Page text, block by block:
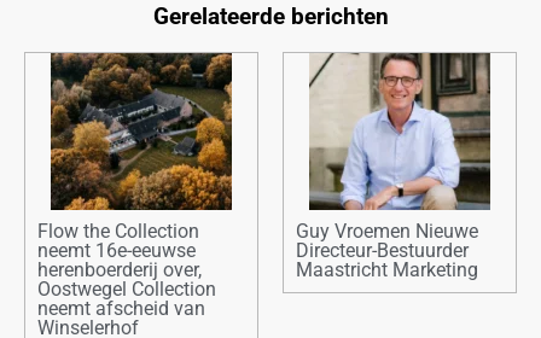
Gerelateerde berichten
Flow the Collection
neemt 16e-eeuwse
herenboerderij over,
Oostwegel Collection
neemt afscheid van
Winselerhof
Guy Vroemen Nieuwe
Directeur-Bestuurder
Maastricht Marketing